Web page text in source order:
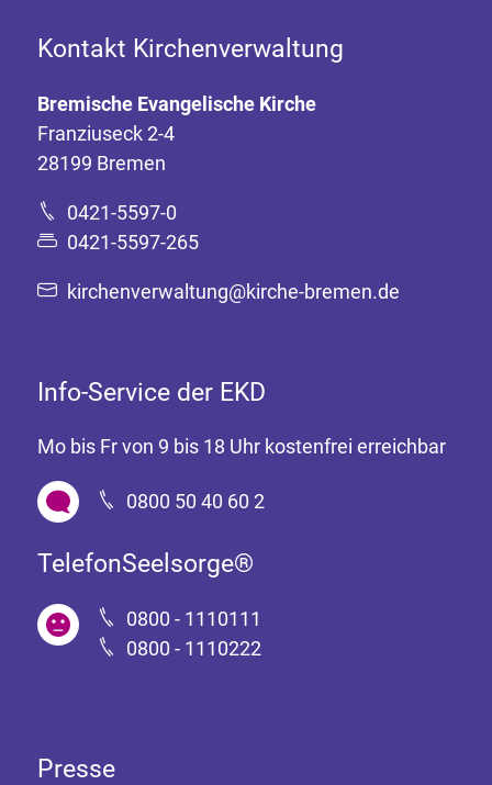
Kontakt Kirchenverwaltung
Bremische Evangelische Kirche
Franziuseck 2-4
28199 Bremen
0421-5597-0
0421-5597-265
kirchenverwaltung@kirche-bremen.de
Info-Service der EKD
Mo bis Fr von 9 bis 18 Uhr kostenfrei erreichbar
0800 50 40 60 2
TelefonSeelsorge®
0800 - 1110111
0800 - 1110222
Presse